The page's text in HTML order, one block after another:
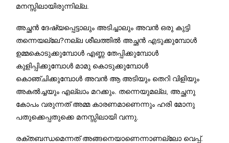
മനസ്സിലായിരുന്നില്ല
അച്ഛന്‍ ദേഷ്യപ്പെട്ടാലും അടിച്ചാലും അവന്‍ ഒരു കുട്ടി
തന്നെയല്ലേ?നല്ല ശീലത്തില്‍ അച്ഛന്‍ എടുക്കുമ്പോള്‍
ഉമ്മകൊടുക്കുമ്പോള്‍ എണ്ണ തേപ്പിക്കുമ്പോള്‍
കുളിപ്പിക്കുമ്പോള്‍ മാമു കൊടുക്കുമ്പോള്‍
കൊഞ്ചിക്കുമ്പോള്‍ അവന്‍ ആ അടിയും തെറി വിളിയും
അകല്‍ച്ചയും എല്ലാം മറക്കും തന്നെയുമല്ല അച്ഛനു
കോപം വരുന്നത് അമ്മ കാരണമാണെന്നും ഹരി മോനു
പതുക്കെപ്പതുക്കെ മനസ്സിലായി വന്നു
രക്തബന്ധമെന്നത് അങ്ങനെയാണെന്നാണല്ലോ വെപ്പ്.